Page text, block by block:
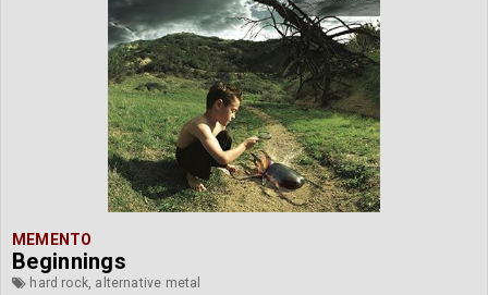
MEMENTO
Beginnings
hard rock, alternative metal